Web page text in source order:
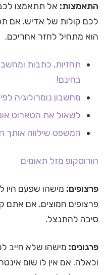
התאמצות: אל תתאמצו
לכם קולות של אדיש. אם
הוא מתחיל לחזר אחריכם.
תחזיות, כתבות
בחינם!
מחשבון נומרולוגיה
לשאול את הטארוט
המשפט שילווה אותך
הורוסקופ מזל תאומים
פרצופים: מישהו שפעם היו
פרצופים חמוצים. אם אתם
סיבה להתנצל.
פרגונים: מישהו שלא חייב
וכאלה. אם אין לו שום